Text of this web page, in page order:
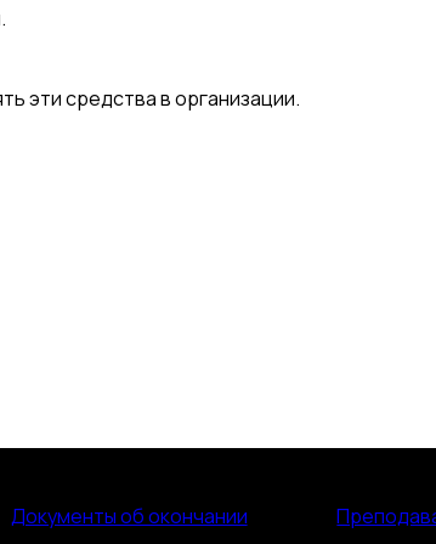
эти средства в организации.
Документы об окончании